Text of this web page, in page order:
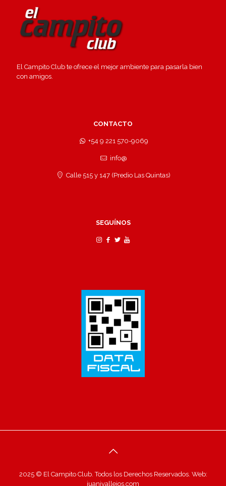
El Campito Club te ofrece el mejor ambiente para pasarla bien
con amigos.
CONTACTO
+54 9 221 570-9069
info@
Calle 515 y 147 (Predio Las Quintas)
SEGUÍNOS
2025 © El Campito Club. Todos los Derechos Reservados. Web:
juanivallejos.com